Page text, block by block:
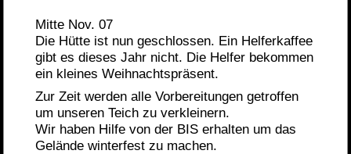
Mitte Nov. 07
Die Hütte ist nun geschlossen. Ein Helferkaffee
gibt es dieses Jahr nicht. Die Helfer bekommen
ein kleines Weihnachtspräsent.
Zur Zeit werden alle Vorbereitungen getroffen
um unseren Teich zu verkleinern.
Wir haben Hilfe von der BIS erhalten um das
Gelände winterfest zu machen.